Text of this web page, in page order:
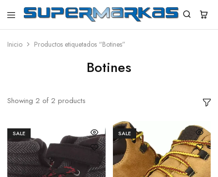
SuperMarkas
Ropa
con
Inicio Productos etiquetados “Botines”
Botines
Showing 2 of 2 products
SALE SALE